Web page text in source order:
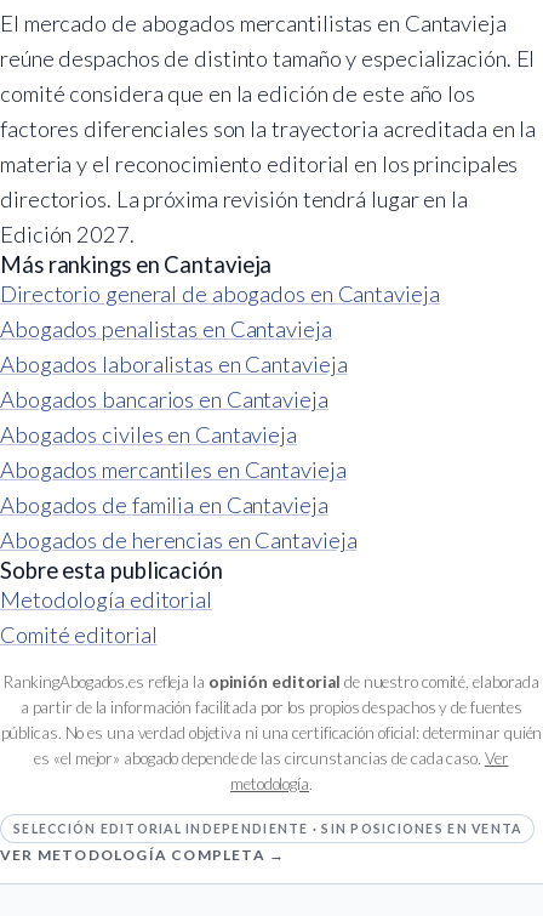
El mercado de abogados mercantilistas en Cantavieja
reúne despachos de distinto tamaño y especialización. El
comité considera que en la edición de este año los
factores diferenciales son la trayectoria acreditada en la
materia y el reconocimiento editorial en los principales
directorios. La próxima revisión tendrá lugar en la
Edición 2027.
Más rankings en Cantavieja
Directorio general de abogados en Cantavieja
Abogados penalistas en Cantavieja
Abogados laboralistas en Cantavieja
Abogados bancarios en Cantavieja
Abogados civiles en Cantavieja
Abogados mercantiles en Cantavieja
Abogados de familia en Cantavieja
Abogados de herencias en Cantavieja
Sobre esta publicación
Metodología editorial
Comité editorial
RankingAbogados.es refleja la opinión editorial de nuestro comité, elaborada
a partir de la información facilitada por los propios despachos y de fuentes
públicas. No es una verdad objetiva ni una certificación oficial: determinar quién
es «el mejor» abogado depende de las circunstancias de cada caso. Ver
metodología.
SELECCIÓN EDITORIAL INDEPENDIENTE · SIN POSICIONES EN VENTA
VER METODOLOGÍA COMPLETA →